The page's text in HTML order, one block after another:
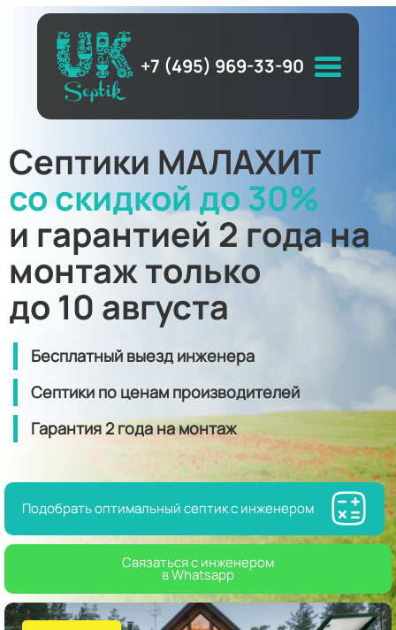
+7 (495) 969-33-90
Септики МАЛАХИТ
со скидкой до 30%
и гарантией 2 года на
монтаж только
до 10 августа
Бесплатный выезд инженера
Септики по ценам производителей
Гарантия2 годана монтаж
Подобрать оптимальный септик с инженером
Связаться с инженером
в Whatsapp